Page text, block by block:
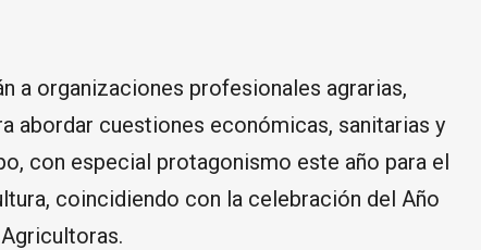
a organizaciones profesionales agrarias,
abordar cuestiones económicas, sanitarias y
con especial protagonismo este año para el
coincidiendo con la celebración del Año